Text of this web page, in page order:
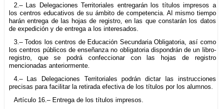
2.– Las Delegaciones Territoriales entregarán los títulos impresos a
los centros educativos de su ámbito de competencia. Al mismo tiempo
harán entrega de las hojas de registro, en las que constarán los datos
de expedición y de entrega a los interesados.
3.– Todos los centros de Educación Secundaria Obligatoria, así como
los centros públicos de enseñanza no obligatoria dispondrán de un libro-
registro, que se podrá confeccionar con las hojas de registro
mencionadas anteriormente.
4.– Las Delegaciones Territoriales podrán dictar las instrucciones
precisas para facilitar la retirada efectiva de los títulos por los alumnos.
Artículo 16.– Entrega de los títulos impresos.